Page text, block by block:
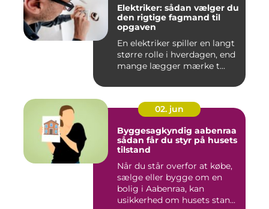
Elektriker: sådan vælger du
den rigtige fagmand til
opgaven
En elektriker spiller en langt
større rolle i hverdagen, end
mange lægger mærke t...
02. jun
Byggesagkyndig aabenraa
sådan får du styr på husets
tilstand
Når du står overfor at købe,
sælge eller bygge om en
bolig i Aabenraa, kan
usikkerhed om husets stan...